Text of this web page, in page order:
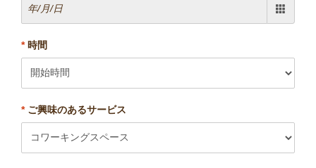
*時間
*ご興味のあるサービス